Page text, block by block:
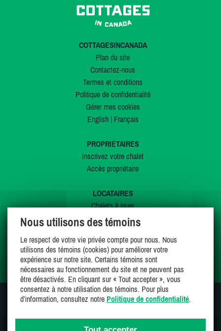
COTTAGESINCANADA
Plan du site
Contactez-nous
Termes et conditions
Politique de confidentialité
Gérer mes cookies
English| Français
PROPRIÉTAIRES
Inscrivez votre chalet
Accès propriétaire
LOCATAIRES
Chalets à louer
Chalets à vendre
Offres spéciales
Mes favoris
SUIVEZ-NOUS SUR
Nous utilisons des témoins
Le respect de votre vie privée compte pour nous. Nous
utilisons des témoins (cookies) pour améliorer votre
expérience sur notre site. Certains témoins sont
nécessaires au fonctionnement du site et ne peuvent pas
être désactivés. En cliquant sur « Tout accepter », vous
consentez à notre utilisation des témoins. Pour plus
d’information, consultez notre Politique de confidentialité.